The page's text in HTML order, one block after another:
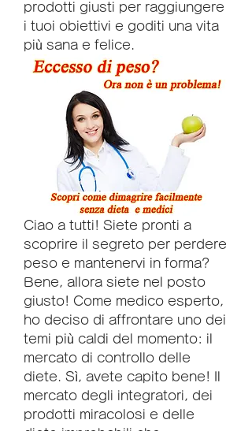
prodotti giusti per raggiungere
i tuoi obiettivi e goditi una vita
più sana e felice.
Ciao a tutti! Siete pronti a
scoprire il segreto per perdere
peso e mantenervi in forma?
Bene, allora siete nel posto
giusto! Come medico esperto,
ho deciso di affrontare uno dei
temi più caldi del momento: il
mercato di controllo delle
diete. Sì, avete capito bene! Il
mercato degli integratori, dei
prodotti miracolosi e delle